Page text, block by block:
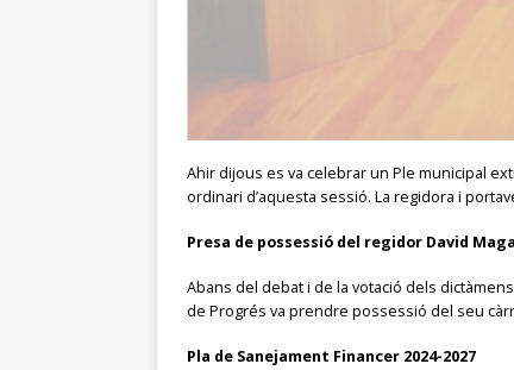
Ahir dijous es va celebrar un Ple municipal
ordinari d’aquesta sessió. La regidora i
Presa de possessió del regidor David
Abans del debat i de la votació dels
de Progrés va prendre possessió del seu
Pla de Sanejament Financer 2024-2027